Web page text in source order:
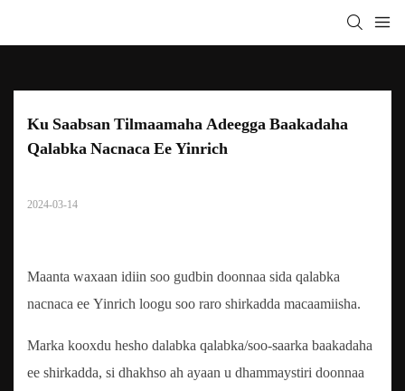
Ku Saabsan Tilmaamaha Adeegga Baakadaha
Qalabka Nacnaca Ee Yinrich
2024-03-14
Maanta waxaan idiin soo gudbin doonnaa sida qalabka
nacnaca ee Yinrich loogu soo raro shirkadda macaamiisha.
Marka kooxdu hesho dalabka qalabka/soo-saarka baakadaha
ee shirkadda, si dhakhso ah ayaan u dhammaystiri doonnaa